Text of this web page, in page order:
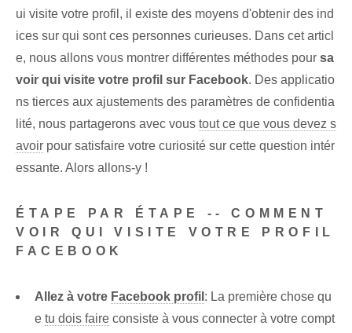
ui visite votre profil⁢, il existe des moyens d'obtenir ⁤des ind
ices sur qui sont ces personnes curieuses. Dans cet articl
e, nous allons vous montrer différentes méthodes pour sa
voir qui visite votre profil sur Facebook. Des applicatio
ns tierces aux ajustements des paramètres de confidentia
lité, nous partagerons avec vous tout ce que vous devez s
avoir pour⁤ satisfaire⁢ votre curiosité sur cette question intér
essante. Alors allons-y !
ÉTAPE PAR ÉTAPE -- COMMENT
VOIR QUI VISITE VOTRE PROFIL
FACEBOOK
Allez à votre Facebook profil :​ La première chose qu
e⁣ tu dois faire consiste à vous connecter à votre compt